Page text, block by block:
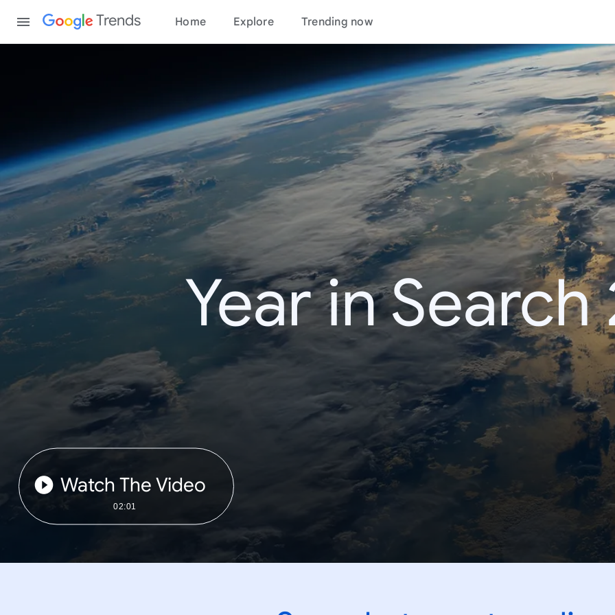
Trends Home Explore Trending now
Year in Search
Watch The Video
02:01